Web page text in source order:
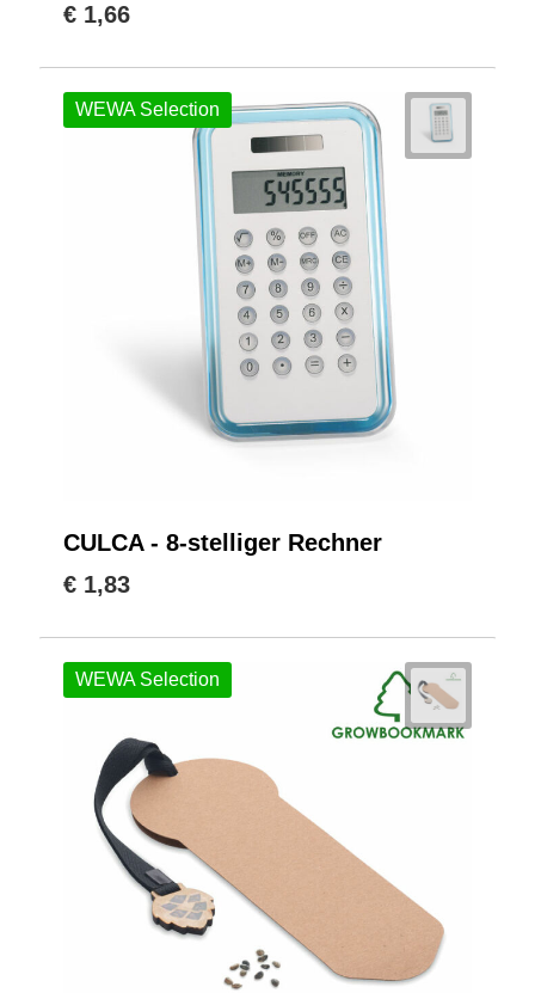
€ 1,66
WEWA Selection
CULCA - 8-stelliger Rechner
€ 1,83
WEWA Selection